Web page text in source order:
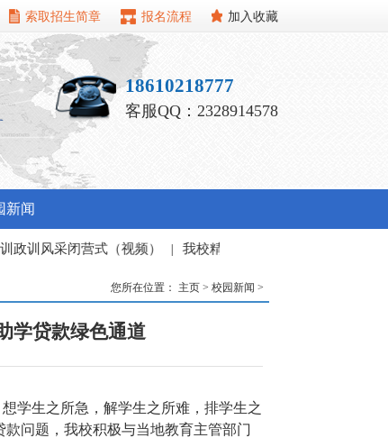
索取招生简章 报名流程 加入收藏
18610218777
客服QQ：2328914578
新闻
营式（视频） | 我校精心组织暑期教职工培训班
您所在位置： 主页 > 校园新闻 >
学贷款绿色通道
学生之所急，解学生之所难，排学生之
问题，我校积极与当地教育主管部门